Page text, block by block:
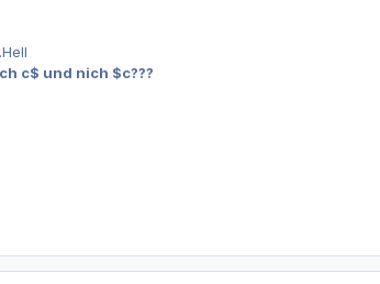
c$ und nich $c???